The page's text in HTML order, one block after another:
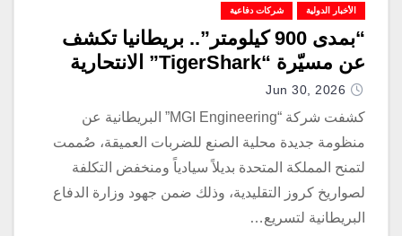
الأخبار الدولية شركات دفاعية
“بمدى 900 كيلومتر”.. بريطانيا تكشف
عن مسيّرة “TigerShark” الانتحارية
Jun 30, 2026
كشفت شركة “MGI Engineering” البريطانية عن
منظومة جديدة محلية الصنع للضربات العميقة، صُممت
لتمنح المملكة المتحدة بديلاً سيادياً ومنخفض التكلفة
لصواريخ كروز التقليدية، وذلك ضمن جهود وزارة الدفاع
البريطانية لتسريع…